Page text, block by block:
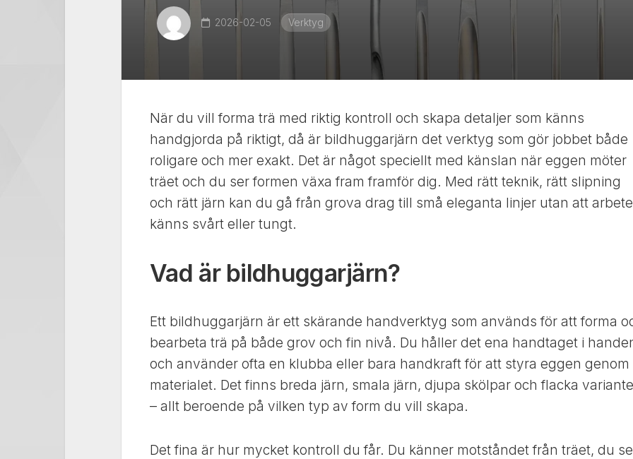
2026-02-05 Verktyg
När du vill forma trä med riktig kontroll och skapa detaljer som känns
handgjorda på riktigt, då är bildhuggarjärn det verktyg som gör jobbet både
roligare och mer exakt. Det är något speciellt med känslan när eggen möter
träet och du ser formen växa fram framför dig. Med rätt teknik, rätt slipning
och rätt järn kan du gå från grova drag till små eleganta linjer utan att
känns svårt eller tungt.
Vad är bildhuggarjärn?
Ett bildhuggarjärn är ett skärande handverktyg som används för att forma
bearbeta trä på både grov och fin nivå. Du håller det ena handtaget i
och använder ofta en klubba eller bara handkraft för att styra eggen genom
materialet. Det finns breda järn, smala järn, djupa skölpar och flacka
– allt beroende på vilken typ av form du vill skapa.
Det fina är hur mycket kontroll du får. Du känner motståndet från träet, du